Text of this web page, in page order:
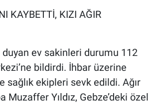
KAYBETTİ, KIZI AĞIR
ev sakinleri durumu 112
bildirdi. İhbar üzerine
sağlık ekipleri sevk edildi. Ağır
Muzaffer Yıldız, Gebze’deki özel